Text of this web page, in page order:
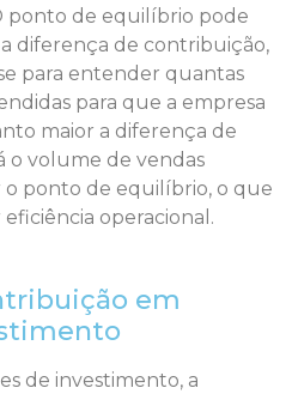
ponto de equilíbrio pode
diferença de contribuição,
para entender quantas
para que a empresa
maior a diferença de
o volume de vendas
o ponto de equilíbrio, o que
operacional.
em
de investimento, a